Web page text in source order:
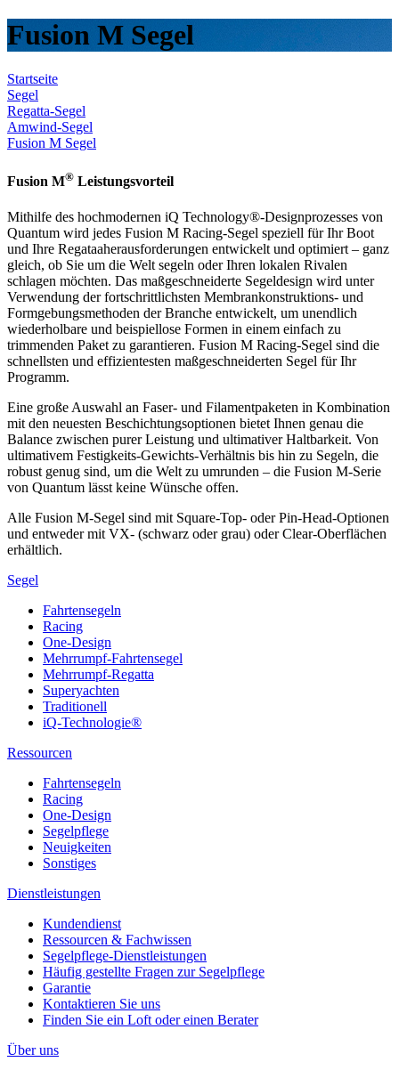
Fusion M Segel
Startseite
Segel
Regatta-Segel
Amwind-Segel
Fusion M Segel
Fusion M® Leistungsvorteil
Mithilfe des hochmodernen iQ Technology®-Designprozesses von
Quantum wird jedes Fusion M Racing-Segel speziell für Ihr Boot
und Ihre Regataaherausforderungen entwickelt und optimiert – ganz
gleich, ob Sie um die Welt segeln oder Ihren lokalen Rivalen
schlagen möchten. Das maßgeschneiderte Segeldesign wird unter
Verwendung der fortschrittlichsten Membrankonstruktions- und
Formgebungsmethoden der Branche entwickelt, um unendlich
wiederholbare und beispiellose Formen in einem einfach zu
trimmenden Paket zu garantieren. Fusion M Racing-Segel sind die
schnellsten und effizientesten maßgeschneiderten Segel für Ihr
Programm.
Eine große Auswahl an Faser- und Filamentpaketen in Kombination
mit den neuesten Beschichtungsoptionen bietet Ihnen genau die
Balance zwischen purer Leistung und ultimativer Haltbarkeit. Von
ultimativem Festigkeits-Gewichts-Verhältnis bis hin zu Segeln, die
robust genug sind, um die Welt zu umrunden – die Fusion M-Serie
von Quantum lässt keine Wünsche offen.
Alle Fusion M-Segel sind mit Square-Top- oder Pin-Head-Optionen
und entweder mit VX- (schwarz oder grau) oder Clear-Oberflächen
erhältlich.
Segel
Fahrtensegeln
Racing
One-Design
Mehrrumpf-Fahrtensegel
Mehrrumpf-Regatta
Superyachten
Traditionell
iQ-Technologie®
Ressourcen
Fahrtensegeln
Racing
One-Design
Segelpflege
Neuigkeiten
Sonstiges
Dienstleistungen
Kundendienst
Ressourcen & Fachwissen
Segelpflege-Dienstleistungen
Häufig gestellte Fragen zur Segelpflege
Garantie
Kontaktieren Sie uns
Finden Sie ein Loft oder einen Berater
Über uns